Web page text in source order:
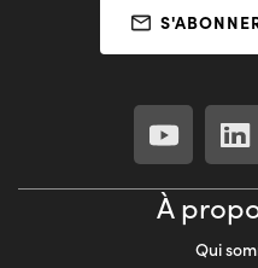
À
Qui